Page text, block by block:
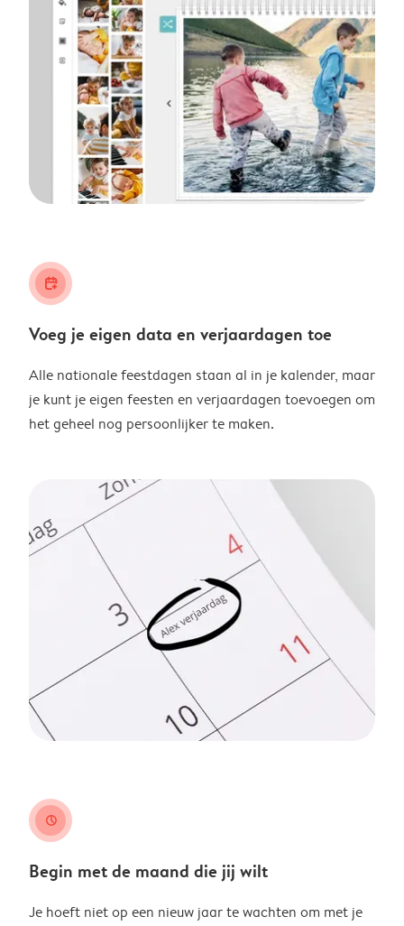
calendar_plus
Voeg je eigen data en verjaardagen toe
Alle nationale feestdagen staan al in je kalender, maar
je kunt je eigen feesten en verjaardagen toevoegen om
het geheel nog persoonlijker te maken.
clock
Begin met de maand die jij wilt
Je hoeft niet op een nieuw jaar te wachten om met je